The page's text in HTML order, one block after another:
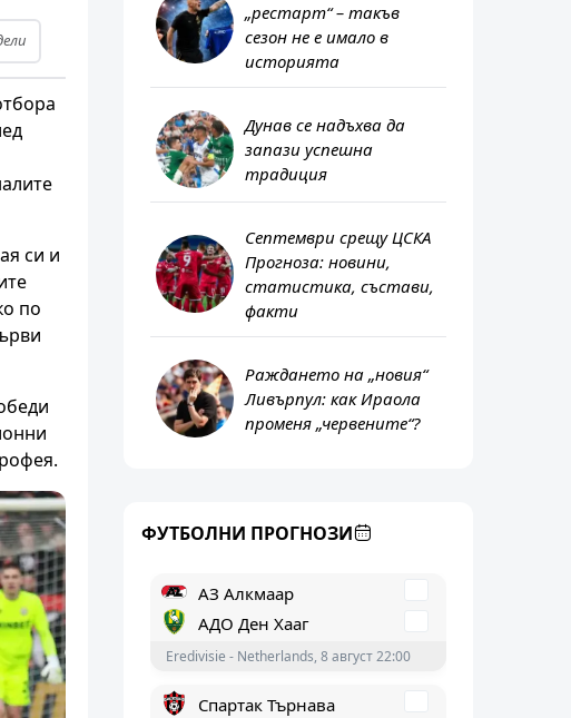
си и
по
„рестарт“ – такъв
сезон не е имало в
историята
Дунав се надъхва да
запази успешна
традиция
Септември срещу ЦСКА
Прогноза: новини,
статистика, състави,
факти
Раждането на „новия“
Ливърпул: как Ираола
променя „червените“?
ФУТБОЛНИ ПРОГНОЗИ
Септември София
ЦСКА
А Група - България, 9 август 21:15
Eredivisie - Netherlands, 8 август 22:00
Спартак Търнава
Дукла Банска Бистрица
Super Liga - Slovakia, 8 август 21:30
Депортиво Риестра